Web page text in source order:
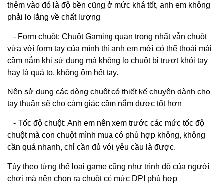
thêm vào đó là độ bền cũng ở mức khá tốt, anh em không
phải lo lắng về chất lượng
- Form chuột: Chuột Gaming quan trọng nhất vẫn chuột
vừa với form tay của mình thì anh em mới có thể thoải mái
cầm nắm khi sử dụng mà không lo chuột bị trượt khỏi tay
hay là quá to, không ôm hết tay.
Nên sử dụng các dòng chuột có thiết kế chuyên dành cho
tay thuận sẽ cho cảm giác cầm nắm được tốt hơn
- Tốc độ chuột: Anh em nên xem trước các mức tốc độ
chuột mà con chuột mình mua có phù hợp không, không
cần quá nhanh, chỉ cần đủ với yêu cầu là được.
Tùy theo từng thể loại game cũng như trình độ của người
chơi mà nên chọn ra chuột có mức DPI phù hợp